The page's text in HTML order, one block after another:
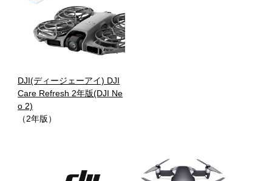
DJI(ディージェーアイ) DJI
Care Refresh 2年版(DJI Ne
o 2)
（2年版）